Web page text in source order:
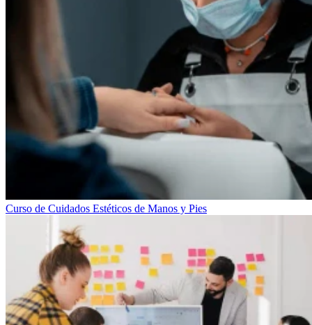
Curso de Cuidados Estéticos de Manos y Pies